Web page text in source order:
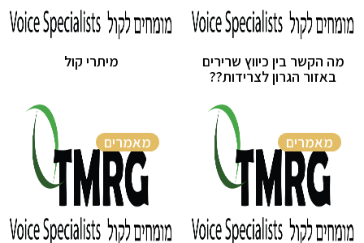
מה הקשר בין כיווץ שרירים
באזור הגרון לצרידות??
מיתרי קול
מאמרים מאמרים